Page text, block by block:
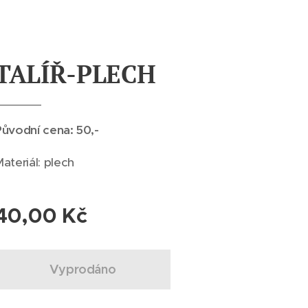
PLECH
cena: 50,-
plech
Kč
Vyprodáno